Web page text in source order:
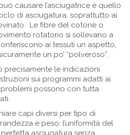
causare l’asciugatrice è quello
di asciugatura, soprattutto ai
Le fibre del cotone o
rotatorio si sollevano a
ai tessuti un aspetto,
un po’ “polveroso”.
precisamente le indicazioni
sui programmi adatti ai
possono con tutta
capi diversi per tipo di
e peso: l’uniformità del
asciugatura senza